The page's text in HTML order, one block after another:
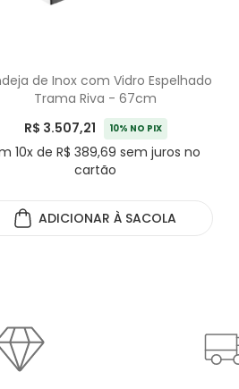
de Inox com Vidro Espelhado
Trama Riva - 67cm
R$ 3.507,21
10% NO PIX
10x de R$ 389,69 sem juros no
cartão
ADICIONAR À SACOLA